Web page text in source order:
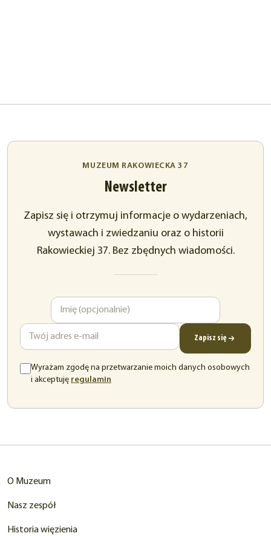
MUZEUM RAKOWIECKA 37
Newsletter
Zapisz się i otrzymuj informacje o wydarzeniach,
wystawach i zwiedzaniu oraz o historii
Rakowieckiej 37. Bez zbędnych wiadomości.
Zapisz się
Wyrażam zgodę na przetwarzanie moich danych osobowych
i akceptuję regulamin
O Muzeum
Nasz zespół
Historia więzienia